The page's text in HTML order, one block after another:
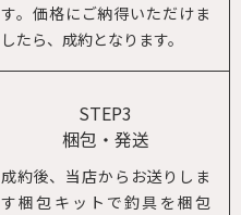
す。価格にご納得いただけま
したら、成約となります。
STEP3
梱包・発送
成約後、当店からお送りしま
す梱包キットで釣具を梱包